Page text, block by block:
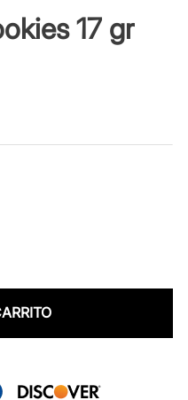
17 gr